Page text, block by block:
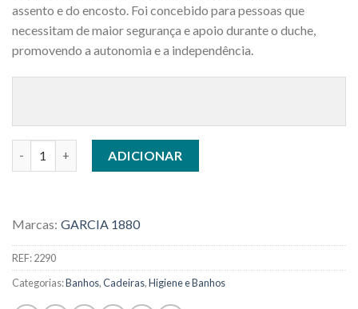
assento e do encosto. Foi concebido para pessoas que
necessitam de maior segurança e apoio durante o duche,
promovendo a autonomia e a independência.
ADICIONAR
Marcas: GARCIA 1880
REF:2290
Categorias:Banhos,Cadeiras,Higiene e Banhos